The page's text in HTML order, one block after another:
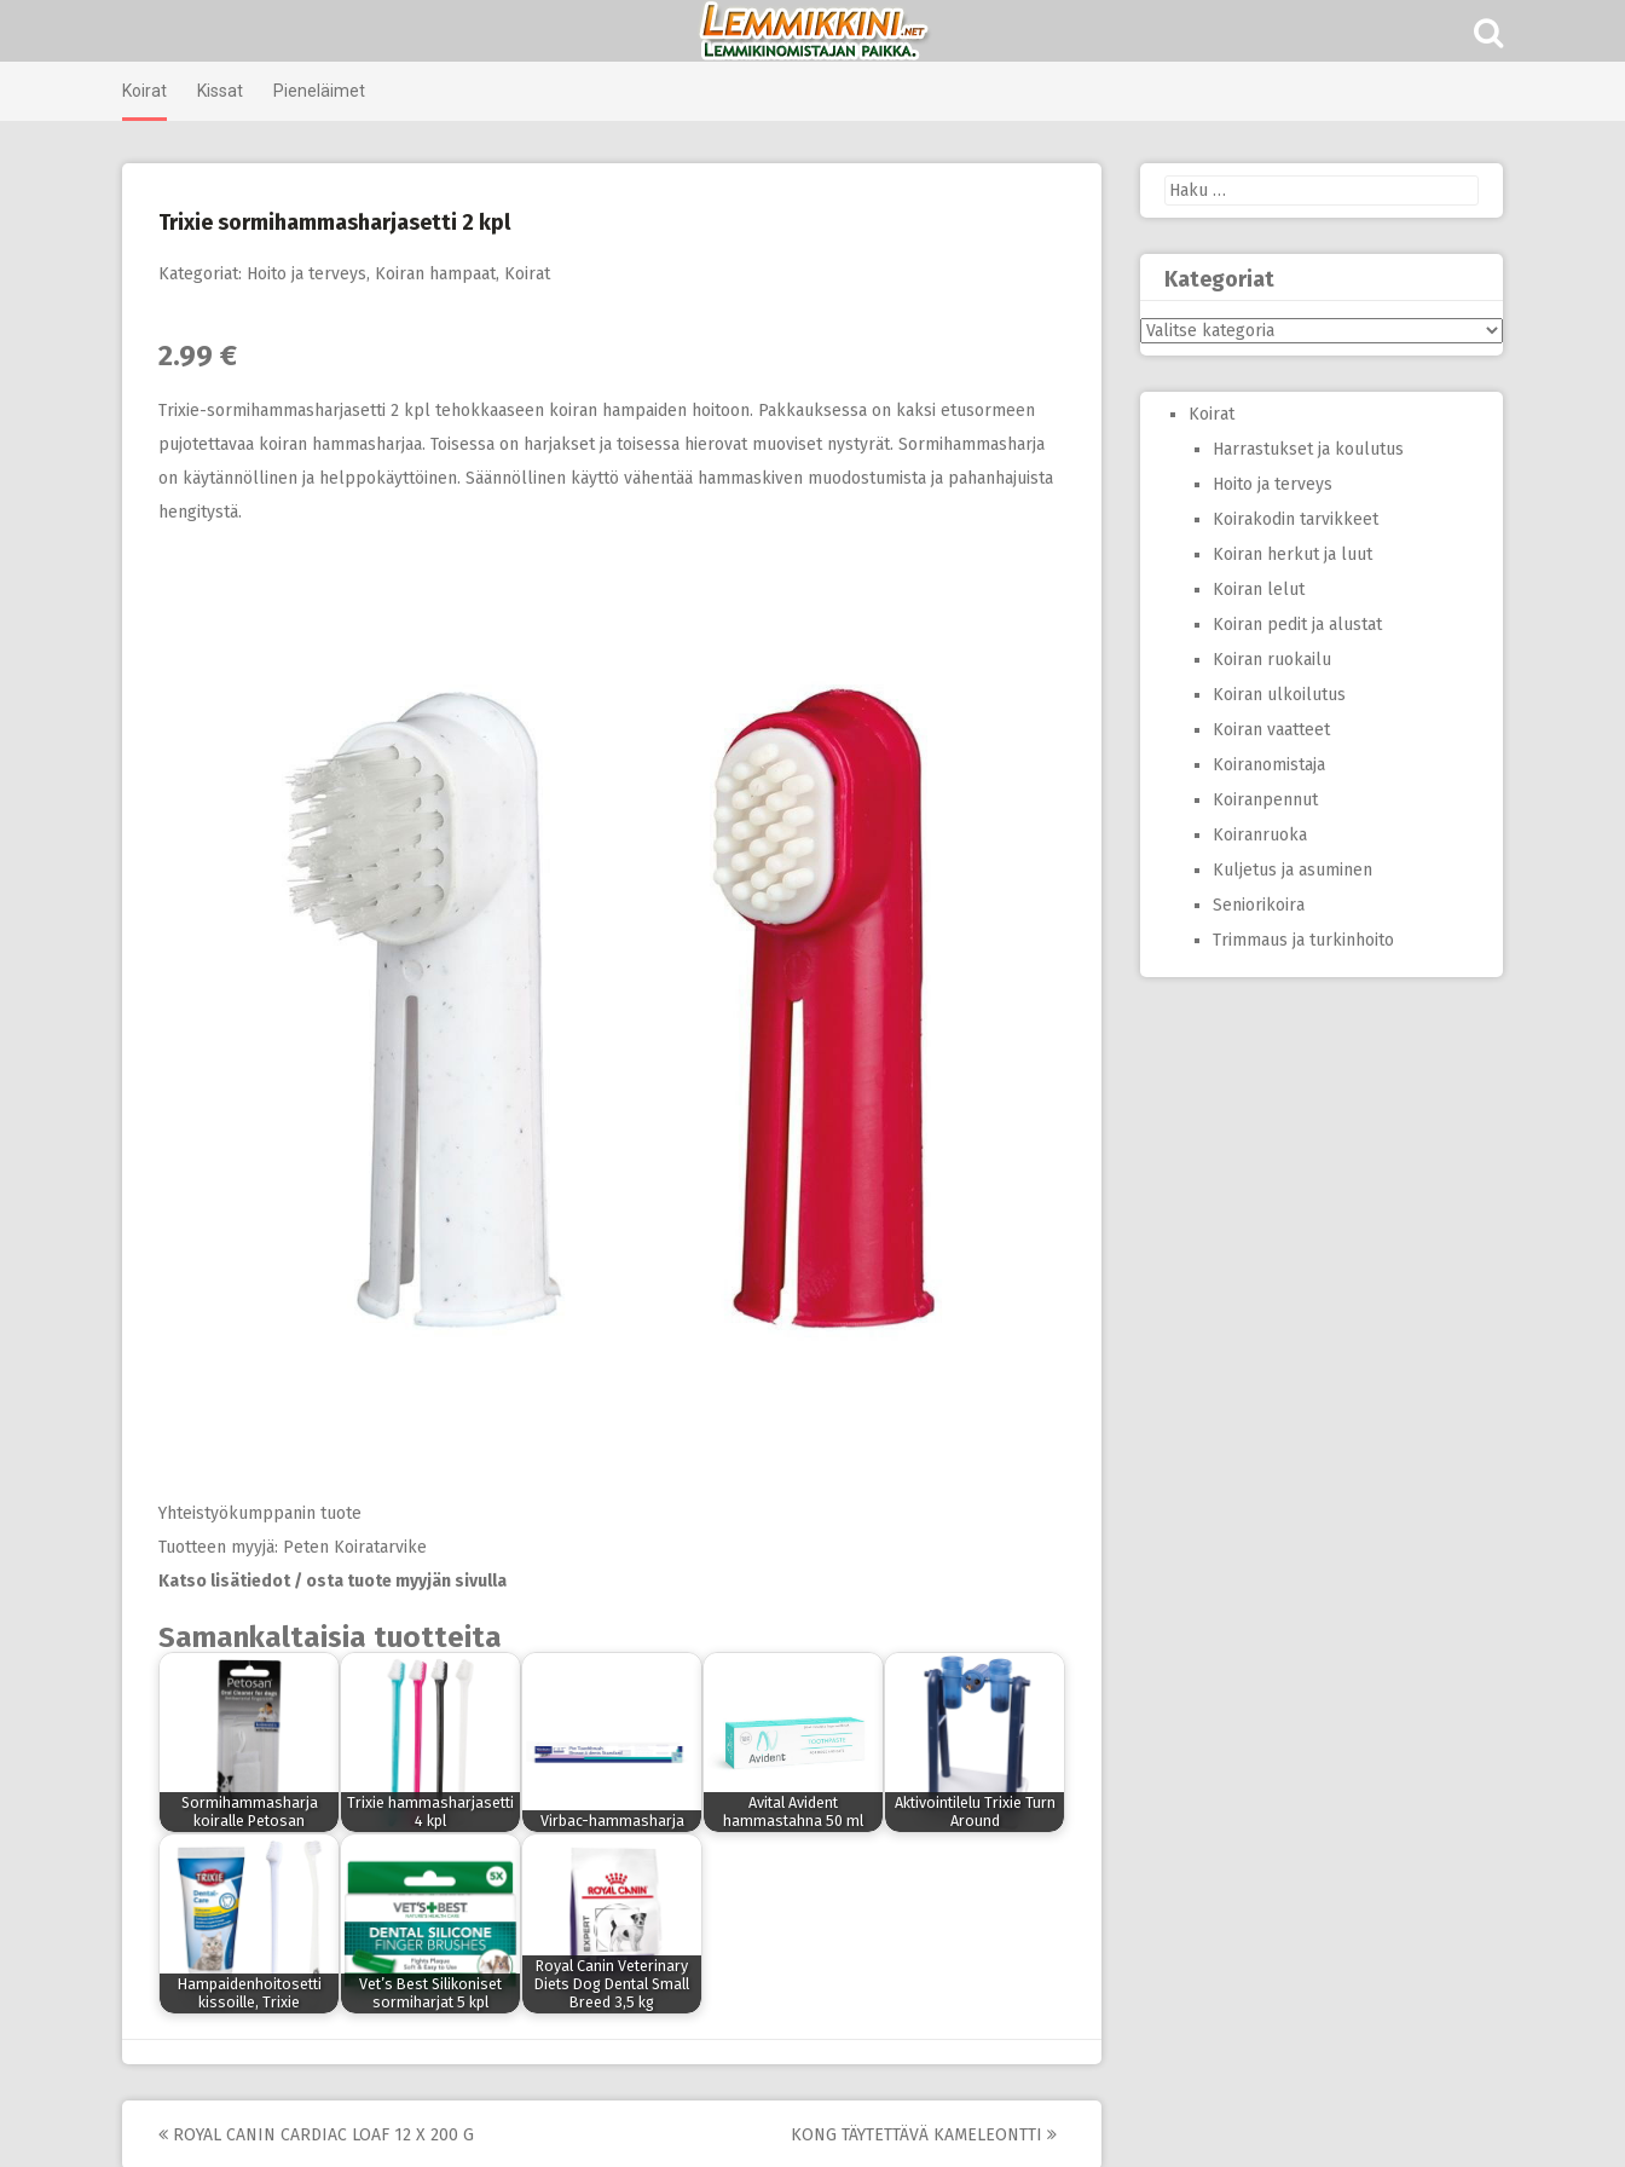
Koirat Kissat Pieneläimet
Trixie sormihammasharjasetti 2 kpl
Kategoriat: Hoito ja terveys, Koiran hampaat, Koirat
2.99 €
Trixie-sormihammasharjasetti 2 kpl tehokkaaseen koiran hampaiden hoitoon. Pakkauksessa on kaksi etusormeen
pujotettavaa koiran hammasharjaa. Toisessa on harjakset ja toisessa hierovat muoviset nystyrät. Sormihammasharja
on käytännöllinen ja helppokäyttöinen. Säännöllinen käyttö vähentää hammaskiven muodostumista ja pahanhajuista
hengitystä.
Yhteistyökumppanin tuote
Tuotteen myyjä: Peten Koiratarvike
Katso lisätiedot / osta tuote myyjän sivulla
Samankaltaisia tuotteita
Sormihammasharja
koiralle Petosan
Trixie hammasharjasetti
4 kpl
Virbac-hammasharja
Avital Avident
hammastahna 50 ml
Aktivointilelu Trixie Turn
Around
Hampaidenhoitosetti
kissoille, Trixie
Vet’s Best Silikoniset
sormiharjat 5 kpl
Royal Canin Veterinary
Diets Dog Dental Small
Breed 3,5 kg
Post
ROYAL CANIN CARDIAC LOAF 12 X 200 G KONG TÄYTETTÄVÄ KAMELEONTTI
Haku:
Kategoriat
Kategoriat
Koirat
Harrastukset ja koulutus
Hoito ja terveys
Koirakodin tarvikkeet
Koiran herkut ja luut
Koiran lelut
Koiran pedit ja alustat
Koiran ruokailu
Koiran ulkoilutus
Koiran vaatteet
Koiranomistaja
Koiranpennut
Koiranruoka
Kuljetus ja asuminen
Seniorikoira
Trimmaus ja turkinhoito